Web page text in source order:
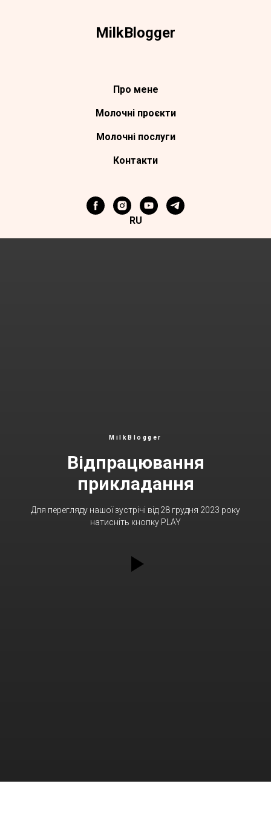
MilkBlogger
Про мене
Молочні проєкти
Молочні поcлуги
Контакти
RU
MilkBlogger
Відпрацювання
прикладання
Для перегляду нашої зустрічі від 28 грудня 2023 року
натисніть кнопку PLAY